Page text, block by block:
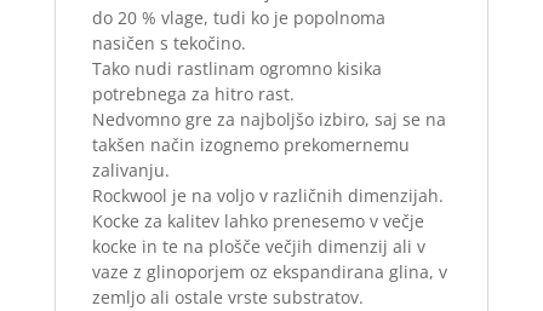
do 20 % vlage, tudi ko je popolnoma
nasičen s tekočino.
Tako nudi rastlinam ogromno kisika
potrebnega za hitro rast.
Nedvomno gre za najboljšo izbiro, saj se na
takšen način izognemo prekomernemu
zalivanju.
Rockwool je na voljo v različnih dimenzijah.
Kocke za kalitev lahko prenesemo v večje
kocke in te na plošče večjih dimenzij ali v
vaze z glinoporjem oz ekspandirana glina, v
zemljo ali ostale vrste substratov.